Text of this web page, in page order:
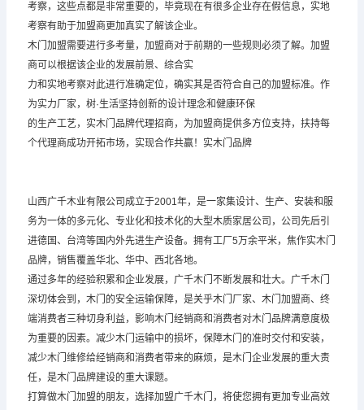
考察，这些点都是非常重要的，毕竟现在有很多企业存在假信息，实地
考察有助于加盟商更加真实了解该企业。
木门加盟需要进行多考量，加盟商对于前期的一些规则必须了解。加盟
商可以根据该企业的发展前景、综合实
力和实地考察对此进行准确定位，确实其是否符合自己的加盟标准。作
为实力厂家，树·生活坚持创新的设计理念和健康环保
的生产工艺，实木门品牌代理招商，为加盟商提供多方位支持，扶持每
个代理商成功开拓市场，实现合作共赢！实木门品牌
山西广千木业有限公司成立于2001年，是一家集设计、生产、安装和服
务为一体的多元化、专业化和技术化的大型木质家居公司，公司先后引
进德国、台湾等国内外先进生产设备。拥有工厂5万余平米，焦作实木门
品牌，销售覆盖华北、华中、西北各地。
通过多年的经验积累和企业发展， 广千木门 不断发展和壮大。广千木门
深切体会到，木门的安全运输保障，是关乎木门厂家、木门加盟商、终
端消费者三种切身利益，影响木门经销商和消费者对木门品牌满意度极
为重要的因素。减少木门运输中的损坏，保障木门的准时交付和安装，
减少木门维修给经销商和消费者带来的麻烦，是木门企业发展的重大责
任，是木门品牌建设的重大课题。
打算做木门加盟的朋友，选择加盟广千木门，将使您拥有更加专业高效